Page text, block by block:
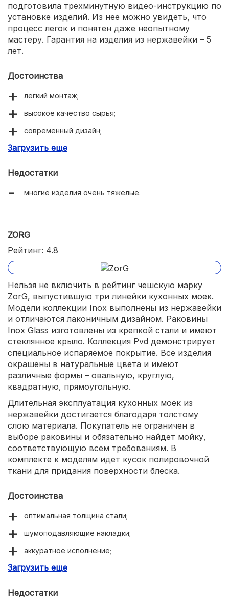
подготовила трехминутную видео-инструкцию по
установке изделий. Из нее можно увидеть, что
процесс легок и понятен даже неопытному
мастеру. Гарантия на изделия из нержавейки – 5
лет.
Достоинства
легкий монтаж;
высокое качество сырья;
современный дизайн;
удароустойчивость;
Загрузить еще
Недостатки
многие изделия очень тяжелые.
ZORG
Рейтинг: 4.8
Нельзя не включить в рейтинг чешскую марку
ZorG, выпустившую три линейки кухонных моек.
Модели коллекции Inox выполнены из нержавейки
и отличаются лаконичным дизайном. Раковины
Inox Glass изготовлены из крепкой стали и имеют
стеклянное крыло. Коллекция Pvd демонстрирует
специальное испаряемое покрытие. Все изделия
окрашены в натуральные цвета и имеют
различные формы – овальную, круглую,
квадратную, прямоугольную.
Длительная эксплуатация кухонных моек из
нержавейки достигается благодаря толстому
слою материала. Покупатель не ограничен в
выборе раковины и обязательно найдет мойку,
соответствующую всем требованиям. В
комплекте к моделям идет кусок полировочной
ткани для придания поверхности блеска.
Достоинства
оптимальная толщина стали;
шумоподавляющие накладки;
аккуратное исполнение;
прочность;
Загрузить еще
Недостатки